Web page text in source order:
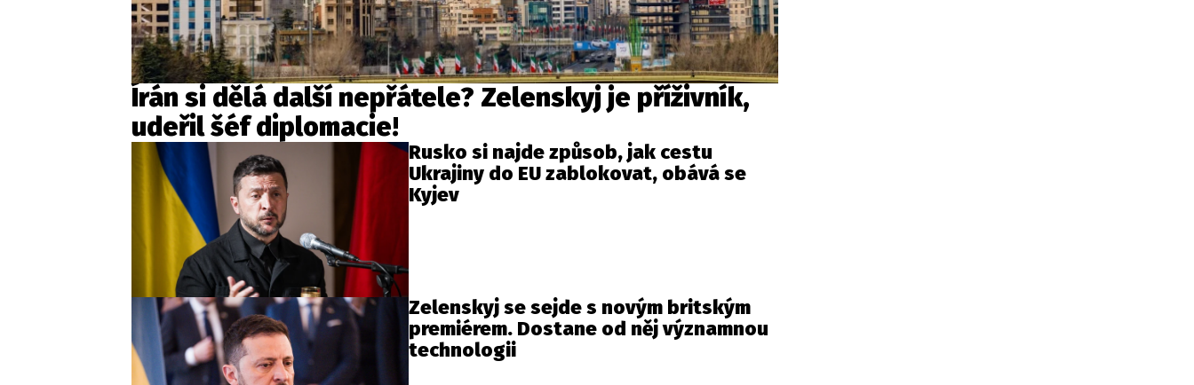
Írán si dělá další nepřátele? Zelenskyj je příživník,
udeřil šéf diplomacie!
Rusko si najde způsob, jak cestu
Ukrajiny do EU zablokovat, obává se
Kyjev
Zelenskyj se sejde s novým britským
premiérem. Dostane od něj významnou
technologii